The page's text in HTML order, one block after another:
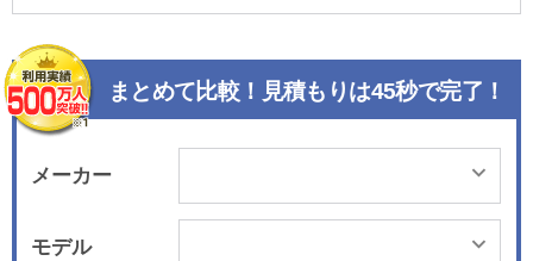
まとめて比較！見積もりは45秒で完了！
メーカー
モデル